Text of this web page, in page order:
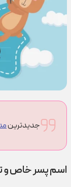
جدیدترین
اسم پسر خاص و